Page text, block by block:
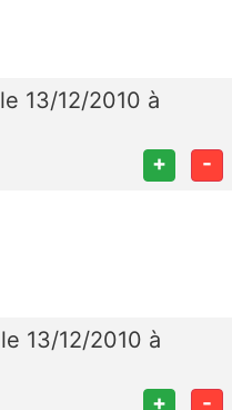
le 13/12/2010 à
+ -
le 13/12/2010 à
+ -